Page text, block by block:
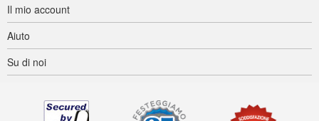
Il mio account
Aiuto
Su di noi